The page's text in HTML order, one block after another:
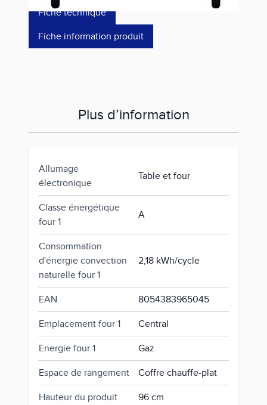
Fiche technique
Fiche information produit
Plus d’information
Allumage
électronique
Table et four
Classe énergétique
four 1
A
Consommation
d'énergie convection
naturelle four 1
2,18 kWh/cycle
EAN 8054383965045
Emplacement four 1 Central
Energie four 1 Gaz
Espace de rangement Coffre chauffe-plat
Hauteur du produit 96 cm